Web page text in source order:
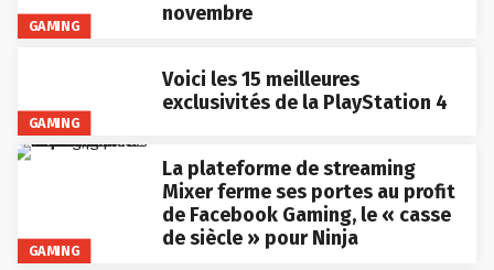
GAMING
novembre
GAMING
Voici les 15 meilleures
exclusivités de la PlayStation 4
GAMING
La plateforme de streaming
Mixer ferme ses portes au profit
de Facebook Gaming, le « casse
de siècle » pour Ninja